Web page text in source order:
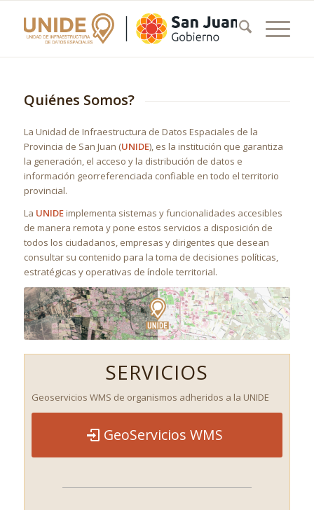
Quiénes Somos?
La Unidad de Infraestructura de Datos Espaciales de la
Provincia de San Juan (UNIDE), es la institución que garantiza
la generación, el acceso y la distribución de datos e
información georreferenciada confiable en todo el territorio
provincial.
La UNIDEimplementa sistemas y funcionalidades accesibles
de manera remota y pone estos servicios a disposición de
todos los ciudadanos, empresas y dirigentes que desean
consultar su contenido para la toma de decisiones políticas,
estratégicas y operativas de índole territorial.
SERVICIOS
Geoservicios WMS de organismos adheridos a la UNIDE
GeoServicios WMS